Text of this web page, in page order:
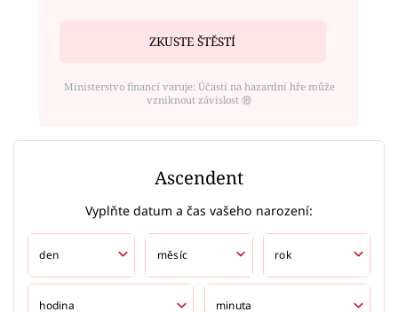
ZKUSTE ŠTĚSTÍ
Ministerstvo financí varuje: Účastí na hazardní hře může
vzniknout závislost ⑱
Ascendent
Vyplňte datum a čas vašeho narození: